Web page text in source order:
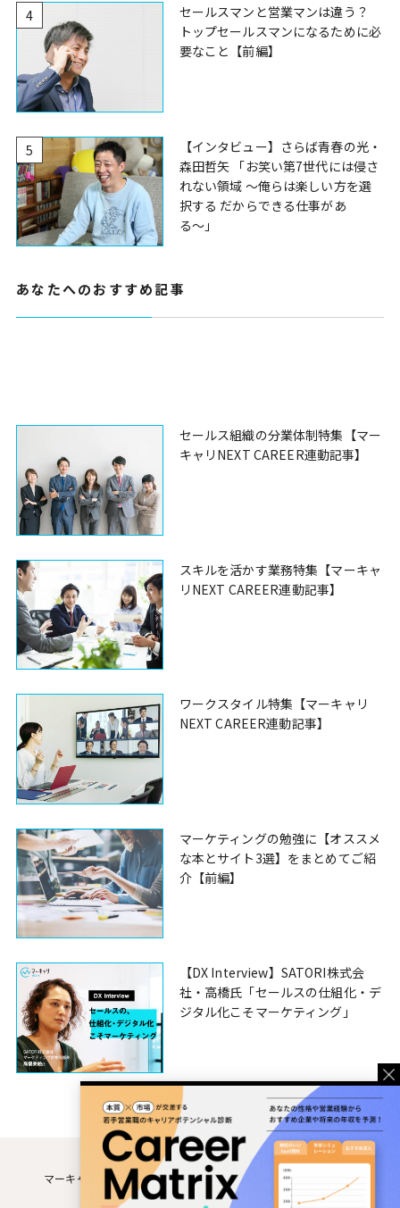
4
セールスマンと営業マンは違う？
トップセールスマンになるために必
要なこと【前編】
5
【インタビュー】さらば青春の光・
森田哲矢 「お笑い第7世代には侵さ
れない領域 〜俺らは楽しい方を選
択する だからできる仕事があ
る〜」
あなたへのおすすめ記事
セールス組織の分業体制特集【マー
キャリNEXT CAREER連動記事】
スキルを活かす業務特集【マーキャ
リNEXT CAREER連動記事】
ワークスタイル特集【マーキャリ
NEXT CAREER連動記事】
マーケティングの勉強に【オススメ
な本とサイト3選】をまとめてご紹
介【前編】
【DX Interview】SATORI株式会
社・高橋氏「セールスの仕組化・デ
ジタル化こそマーケティング」
マーキャリMEDIAとは 運営企業 利用規約
個人情報保護方針
お問い合わせ